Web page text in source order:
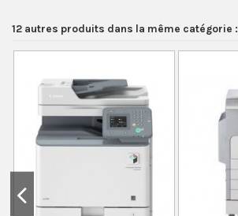
12 autres produits dans la même catégorie :